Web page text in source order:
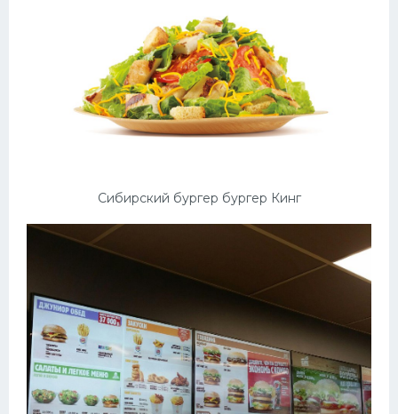
Сибирский бургер бургер Кинг